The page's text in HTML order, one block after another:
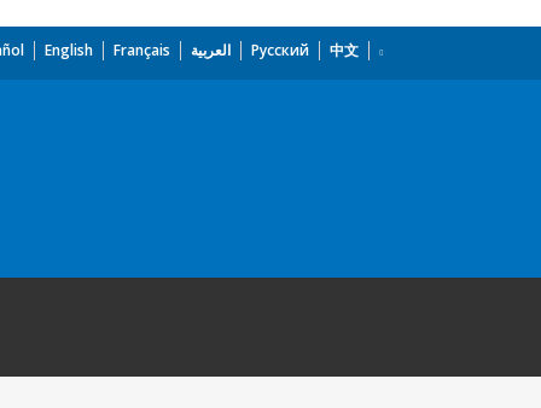
English Français العربية Русский 中文